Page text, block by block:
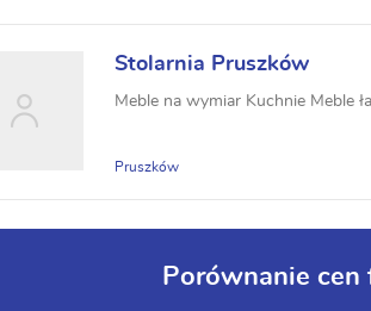
Stolarnia Pruszków
Meble na wymiar Kuchnie Meble
Pruszków
Porównanie